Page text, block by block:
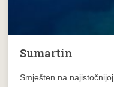
Sumartin
Smješten na